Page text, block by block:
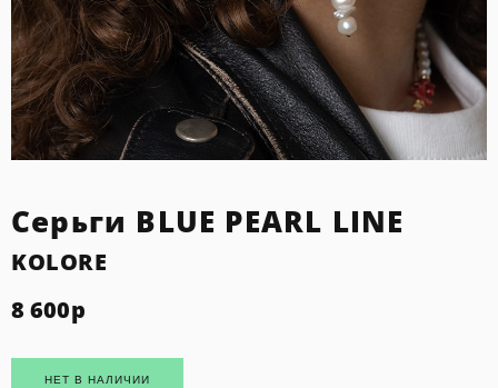
Серьги BLUE PEARL LINE
KOLORE
8 600р
НЕТ В НАЛИЧИИ